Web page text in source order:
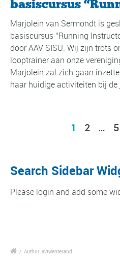
basiscursus
Marjolein van Sermondt is
basiscursus “Running
door AAV SISU. Wij zijn trots
looptrainer aan onze
Marjolein zal zich gaan
haar huidige activiteiten bij de
1 2 … 5
Search Sidebar
Please login and add some
/ Author: avtwenterand